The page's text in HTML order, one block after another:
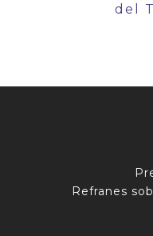
del
Refranes